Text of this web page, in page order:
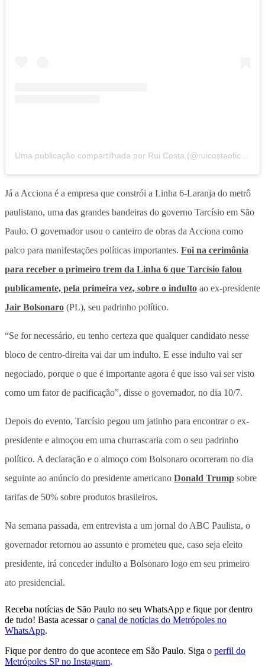
Já a Acciona é a empresa que constrói a Linha 6-Laranja do metrô
paulistano, uma das grandes bandeiras do governo Tarcísio em São
Paulo. O governador usou o canteiro de obras da Acciona como
palco para manifestações políticas importantes. Foi na cerimônia
para receber o primeiro trem da Linha 6 que Tarcísio falou
publicamente, pela primeira vez, sobre o indulto ao ex-presidente
Jair Bolsonaro (PL), seu padrinho político.
“Se for necessário, eu tenho certeza que qualquer candidato nesse
bloco de centro-direita vai dar um indulto. E esse indulto vai ser
negociado, porque o que é importante agora é que isso vai ser visto
como um fator de pacificação”, disse o governador, no dia 10/7.
Depois do evento, Tarcísio pegou um jatinho para encontrar o ex-
presidente e almoçou em uma churrascaria com o seu padrinho
político. A declaração e o almoço com Bolsonaro ocorreram no dia
seguinte ao anúncio do presidente americano Donald Trump sobre
tarifas de 50% sobre produtos brasileiros.
Na semana passada, em entrevista a um jornal do ABC Paulista, o
governador retornou ao assunto e prometeu que, caso seja eleito
presidente, irá conceder indulto a Bolsonaro logo em seu primeiro
ato presidencial.
Receba notícias de São Paulo no seu WhatsApp e fique por dentro
de tudo! Basta acessar o canal de notícias do Metrópoles no
WhatsApp.
Fique por dentro do que acontece em São Paulo. Siga o perfil do
Metrópoles SP no Instagram.